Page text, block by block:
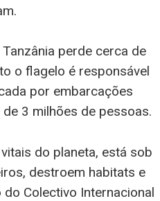
perde cerca de
o flagelo é responsável
por embarcações
3 milhões de pessoas.
do planeta, está sob
destroem habitats e
Colectivo Internacional